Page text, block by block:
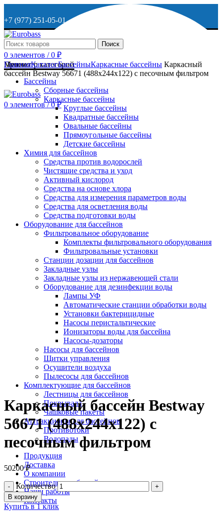
+7 (977) 251-05-01
+7 (929) 615-63-95
МО, г. Дмитров, ул. Веретенникова, д. 9
ОСТАВИТЬ ЗАЯВКУ
+7 (977) 251-05-01
Поиск
0 элементов / 0 ₽
Меню
0 элементов / 0₽
Просмотр категорий
Бассейны
Сборные бассейны
Каркасные бассейны
Круглые бассейны
Квадратные бассейны
Овальные бассейны
Прямоугольные бассейны
Детские бассейны
Химия для бассейнов
Средства против водорослей
Чистящие средства и уход
Активный кислород
Средства на основе хлора
Средства для измерения параметров воды
Средства для осветления воды
Средства подготовки воды
Оборудование для бассейнов
Фильтровальное оборудование
Комплекты фильтровального оборудования
Фильтровальные установки
Станции дозации для бассейнов
Закладные узлы
Закладные узлы из нержавеющей стали
Оборудование для дезинфекции воды
Лампы УФ
Автоматические станции обработки воды
Установки бактерицидные
Насосы перистальтические
Ионизаторы воды для бассейна
Насосы-дозаторы
Насосы для бассейнов
Щитки управления
Осушители воздуха
Пылесосы для бассейнов
Комплектующие для бассейнов
Лестницы для бассейнов
Покрывала
Чашковые пакеты
Аттракционы для бассейнов
Противотоки
Водопады
Продукция
Доставка
О компании
Строительство бассейнов
Наши работы
Контакты
ГлавнаяКаталогБассейныКаркасные бассейны Каркасный
бассейн Bestway 56671 (488х244х122) с песочным фильтром
Каркасный бассейн Bestway
56671 (488х244х122) с
песочным фильтром
50200₽
Количество
В корзину
Купить в 1 клик